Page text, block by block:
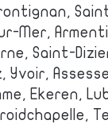
Mer,
Saint-
Yvoir,
Ekeren,